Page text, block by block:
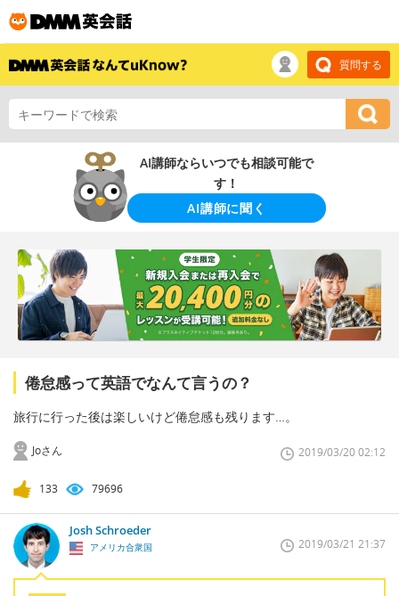
質問する
AI講師ならいつでも相談可能で
す！
AI講師に聞く
倦怠感って英語でなんて言うの？
旅行に行った後は楽しいけど倦怠感も残ります…。
Joさん 2019/03/20 02:12
133 79696
Josh Schroeder
アメリカ合衆国 2019/03/21 21:37